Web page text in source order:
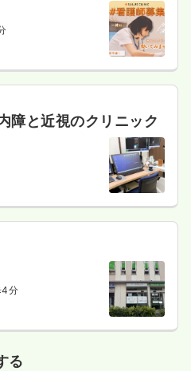
障と近視のクリニック
4分
る